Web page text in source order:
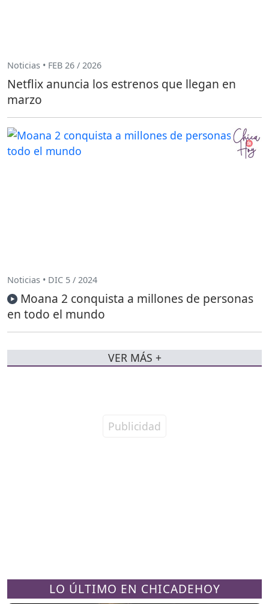
LO ÚLTIMO EN CHICADEHOY
Noticias • FEB 26 / 2026
Netflix anuncia los estrenos que llegan en
marzo
Noticias • DIC 5 / 2024
Moana 2 conquista a millones de personas
en todo el mundo
VER MÁS +